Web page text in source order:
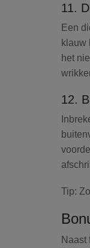
11.
Een
klauw
het
12.
Tip:
Naast